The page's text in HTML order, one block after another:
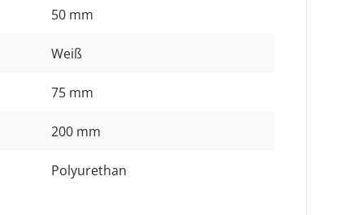
50 mm
Weiß
75 mm
200 mm
Polyurethan